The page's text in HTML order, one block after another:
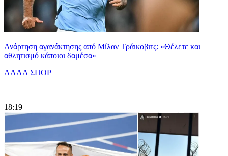
Ανάρτηση αγανάκτησης από Μίλαν Τράικοβιτς: «Θέλετε και
αθλητισμό κάποιοι δαμέσα»
ΑΛΛΑ ΣΠΟΡ
|
18:19